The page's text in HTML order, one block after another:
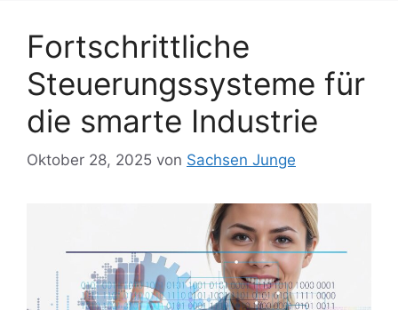
Fortschrittliche
Steuerungssysteme für
die smarte Industrie
Oktober 28, 2025 von Sachsen Junge